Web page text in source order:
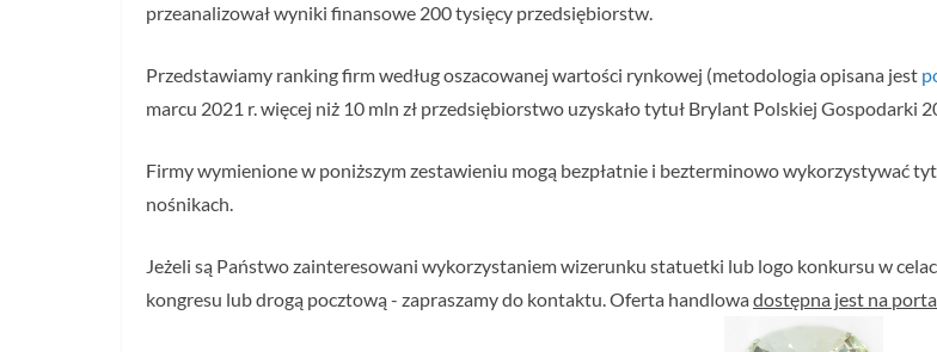
przeanalizował wyniki finansowe 200 tysięcy przedsiębiorstw.
Przedstawiamy ranking firm według oszacowanej wartości rynkowej (metodologia opisana jest
marcu 2021 r. więcej niż 10 mln zł przedsiębiorstwo uzyskało tytuł Brylant Polskiej Gospodarki
Firmy wymienione w poniższym zestawieniu mogą bezpłatnie i bezterminowo wykorzystywać
nośnikach.
Jeżeli są Państwo zainteresowani wykorzystaniem wizerunku statuetki lub logo konkursu w
kongresu lub drogą pocztową - zapraszamy do kontaktu. Oferta handlowadostępna jest na